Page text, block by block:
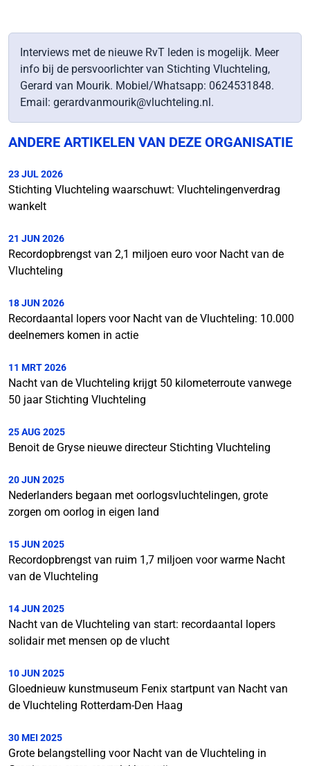
Interviews met de nieuwe RvT leden is mogelijk. Meer
info bij de persvoorlichter van Stichting Vluchteling,
Gerard van Mourik. Mobiel/Whatsapp: 0624531848.
Email: gerardvanmourik@vluchteling.nl.
ANDERE ARTIKELEN VAN DEZE ORGANISATIE
23 JUL 2026
Stichting Vluchteling waarschuwt: Vluchtelingenverdrag
wankelt
21 JUN 2026
Recordopbrengst van 2,1 miljoen euro voor Nacht van de
Vluchteling
18 JUN 2026
Recordaantal lopers voor Nacht van de Vluchteling: 10.000
deelnemers komen in actie
11 MRT 2026
Nacht van de Vluchteling krijgt 50 kilometerroute vanwege
50 jaar Stichting Vluchteling
25 AUG 2025
Benoit de Gryse nieuwe directeur Stichting Vluchteling
20 JUN 2025
Nederlanders begaan met oorlogsvluchtelingen, grote
zorgen om oorlog in eigen land
15 JUN 2025
Recordopbrengst van ruim 1,7 miljoen voor warme Nacht
van de Vluchteling
14 JUN 2025
Nacht van de Vluchteling van start: recordaantal lopers
solidair met mensen op de vlucht
10 JUN 2025
Gloednieuw kunstmuseum Fenix startpunt van Nacht van
de Vluchteling Rotterdam-Den Haag
30 MEI 2025
Grote belangstelling voor Nacht van de Vluchteling in